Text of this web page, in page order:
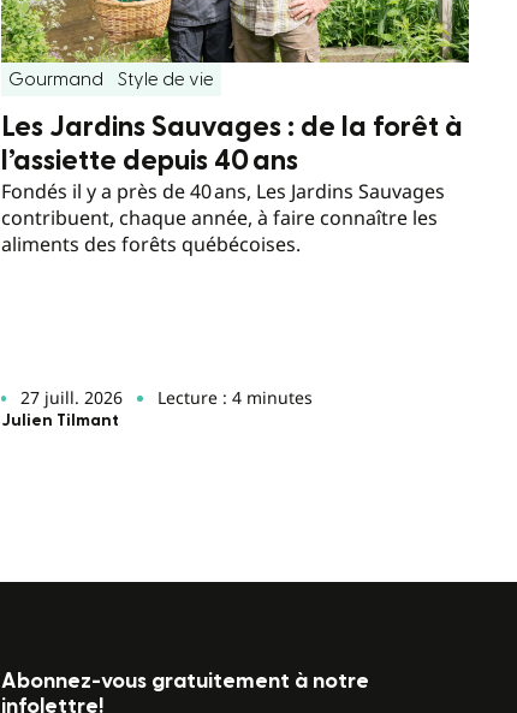
Gourmand Style de vie
Les Jardins Sauvages : de la forêt à
l’assiette depuis 40 ans
Fondés il y a près de 40 ans, Les Jardins Sauvages
contribuent, chaque année, à faire connaître les
aliments des forêts québécoises.
27 juill. 2026 Lecture : 4 minutes
Julien Tilmant
Abonnez-vous gratuitement à notre
infolettre!